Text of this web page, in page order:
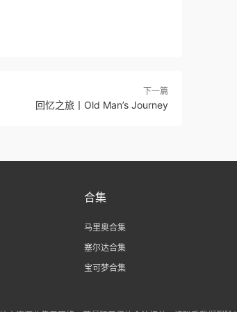
下一篇
回忆之旅丨Old Man’s Journey
合集
马里奥合集
塞尔达合集
宝可梦合集